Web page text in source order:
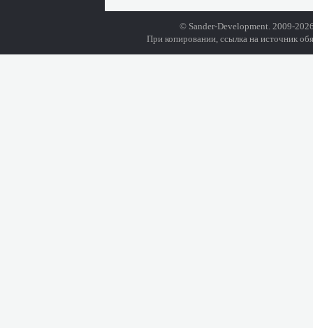
© Sander-Development. 2009-
При копировании, ссылка на источник